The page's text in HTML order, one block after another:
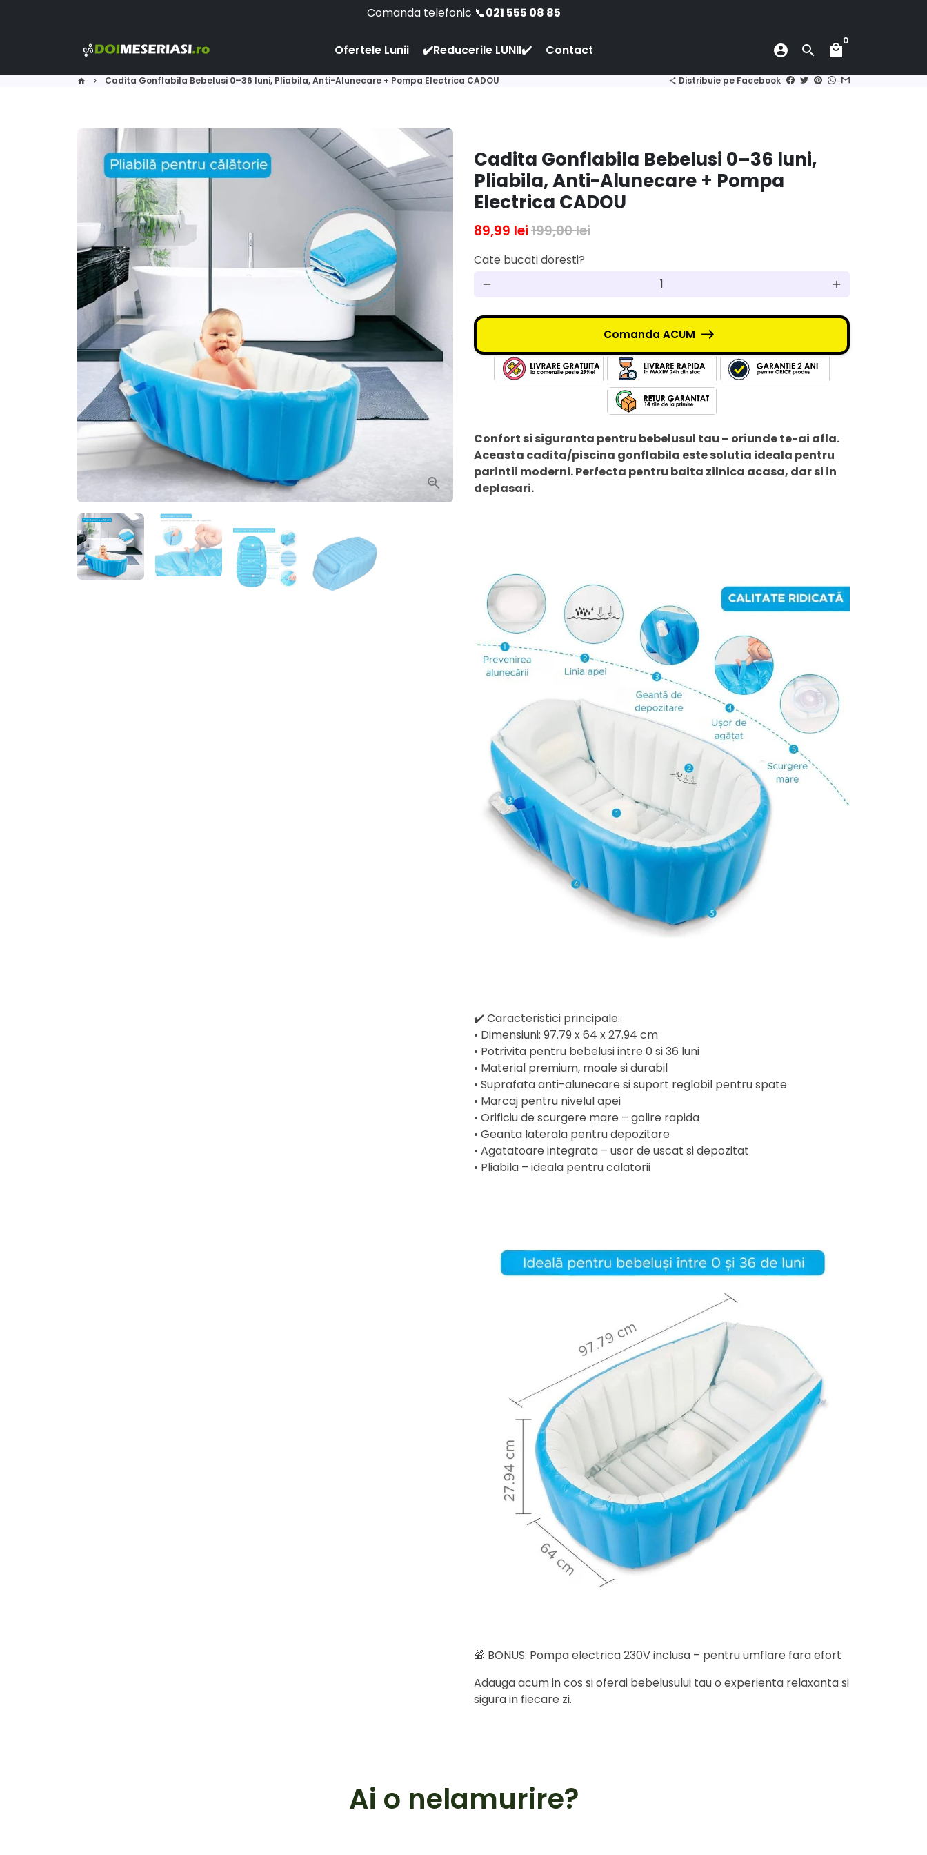
Comanda telefonic 📞021 555 08 85
Ofertele Lunii ✔️Reducerile LUNII✔️ Contact account_circle search local_mall
0
home keyboard_arrow_right Cadita Gonflabila Bebelusi 0–36 luni, Pliabila, Anti-Alunecare + Pompa Electrica CADOU share Distribuie pe Facebook
Cadita Gonflabila Bebelusi 0–36 luni,
Pliabila, Anti-Alunecare + Pompa
Electrica CADOU
89,99 lei199,00 lei
Cate bucati doresti?
remove add
Comanda ACUM
Confort si siguranta pentru bebelusul tau – oriunde te-ai afla.
Aceasta cadita/piscina gonflabila este solutia ideala pentru
parintii moderni. Perfecta pentru baita zilnica acasa, dar si in
deplasari.
✔️ Caracteristici principale:
• Dimensiuni: 97.79 x 64 x 27.94 cm
• Potrivita pentru bebelusi intre 0 si 36 luni
• Material premium, moale si durabil
• Suprafata anti-alunecare si suport reglabil pentru spate
• Marcaj pentru nivelul apei
• Orificiu de scurgere mare – golire rapida
• Geanta laterala pentru depozitare
• Agatatoare integrata – usor de uscat si depozitat
• Pliabila – ideala pentru calatorii
🎁 BONUS: Pompa electrica 230V inclusa – pentru umflare fara efort
Adauga acum in cos si oferai bebelusului tau o experienta relaxanta si
sigura in fiecare zi.
Ai o nelamurire?